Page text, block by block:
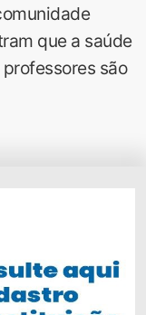
que a saúde
são